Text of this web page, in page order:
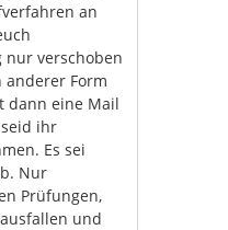
an
nur verschoben
Form
dann eine Mail
ihr
Es sei
Nur
Prüfungen,
und